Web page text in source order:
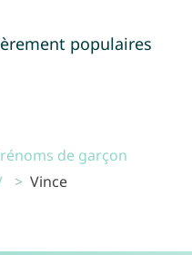
populaires
de garçon
Vince